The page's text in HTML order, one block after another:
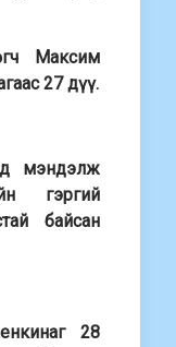
Максим
27 дүү.
мэндэлж
гэргий
байсан
28